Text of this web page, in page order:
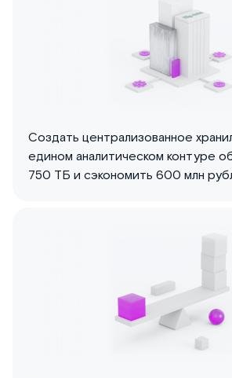
Создать централизованное
едином аналитическом контуре
750 ТБ и сэкономить 600 млн